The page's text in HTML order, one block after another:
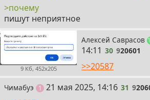
>почему
пишут неприятное
9 Кб, 452x205
Алексей Саврасов
14:11 30 920601
>>20587
Чимабуэ 1 пост
31
21 мая 2025, 14:16 31 9